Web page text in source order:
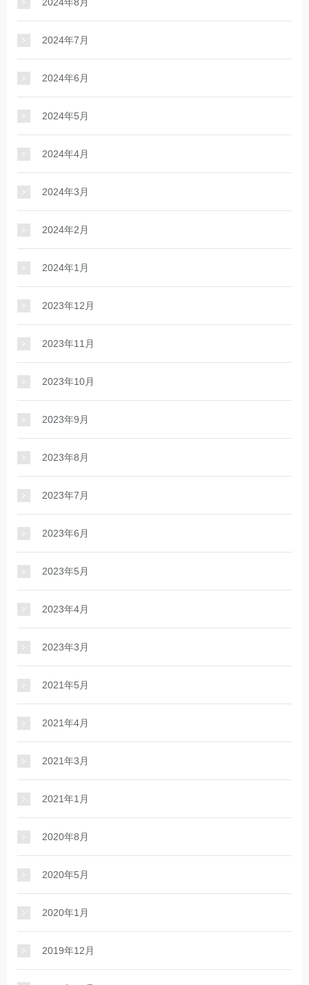
2024年7月
2024年6月
2024年5月
2024年4月
2024年3月
2024年2月
2024年1月
2023年12月
2023年11月
2023年10月
2023年9月
2023年8月
2023年7月
2023年6月
2023年5月
2023年4月
2023年3月
2021年5月
2021年4月
2021年3月
2021年1月
2020年8月
2020年5月
2020年1月
2019年12月